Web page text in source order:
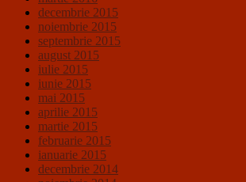
decembrie 2015
noiembrie 2015
septembrie 2015
august 2015
iulie 2015
iunie 2015
mai 2015
aprilie 2015
martie 2015
februarie 2015
ianuarie 2015
decembrie 2014